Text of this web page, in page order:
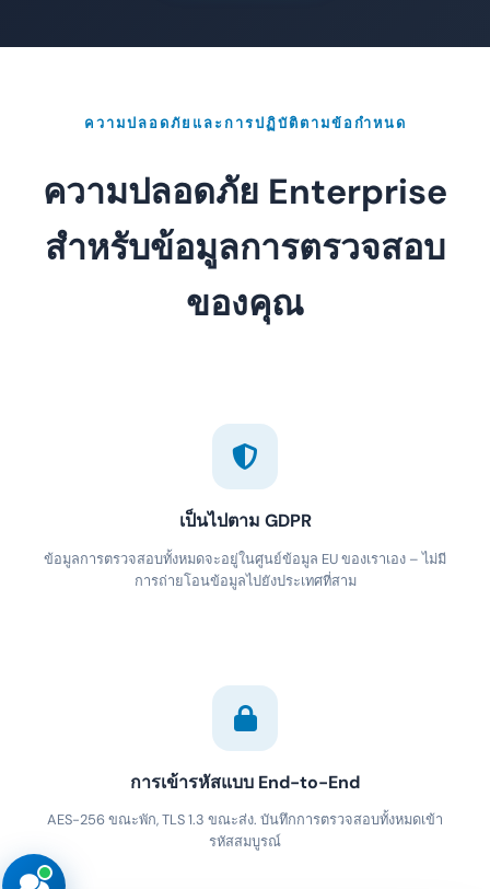
ความปลอดภัยและการปฏิบัติตามข้อกำหนด
ความปลอดภัย Enterprise
สำหรับข้อมูลการตรวจสอบ
ของคุณ
เป็นไปตาม GDPR
ข้อมูลการตรวจสอบทั้งหมดจะอยู่ในศูนย์ข้อมูล EU ของเราเอง – ไม่มี
การถ่ายโอนข้อมูลไปยังประเทศที่สาม
การเข้ารหัสแบบ End-to-End
AES-256 ขณะพัก, TLS 1.3 ขณะส่ง. บันทึกการตรวจสอบทั้งหมดเข้า
รหัสสมบูรณ์